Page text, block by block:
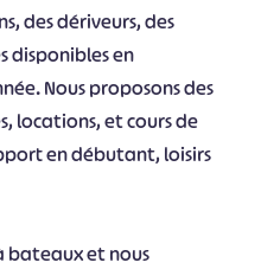
des dériveurs, des
disponibles en
Nous proposons des
locations, et cours de
en débutant, loisirs
bateaux et nous